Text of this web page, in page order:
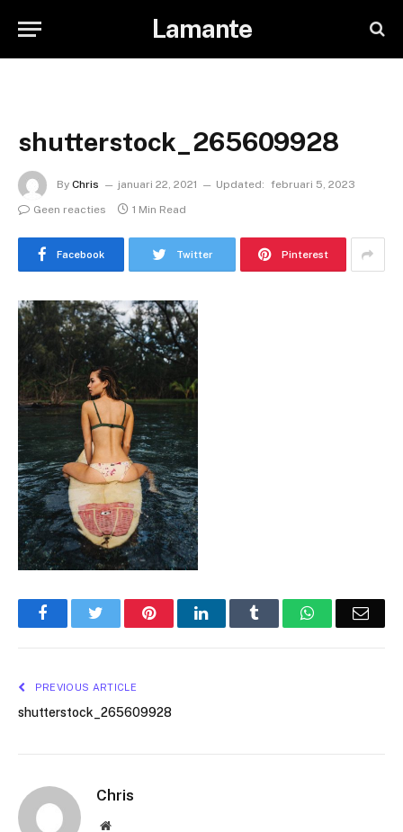
Lamante
shutterstock_265609928
By Chris januari 22, 2021 Updated: februari 5, 2023
Geen reacties
1 Min Read
Facebook Twitter Pinterest
FacebookTwitter PinterestLinkedIn Tumblr WhatsApp
PREVIOUS ARTICLE
shutterstock_265609928
Chris
Website